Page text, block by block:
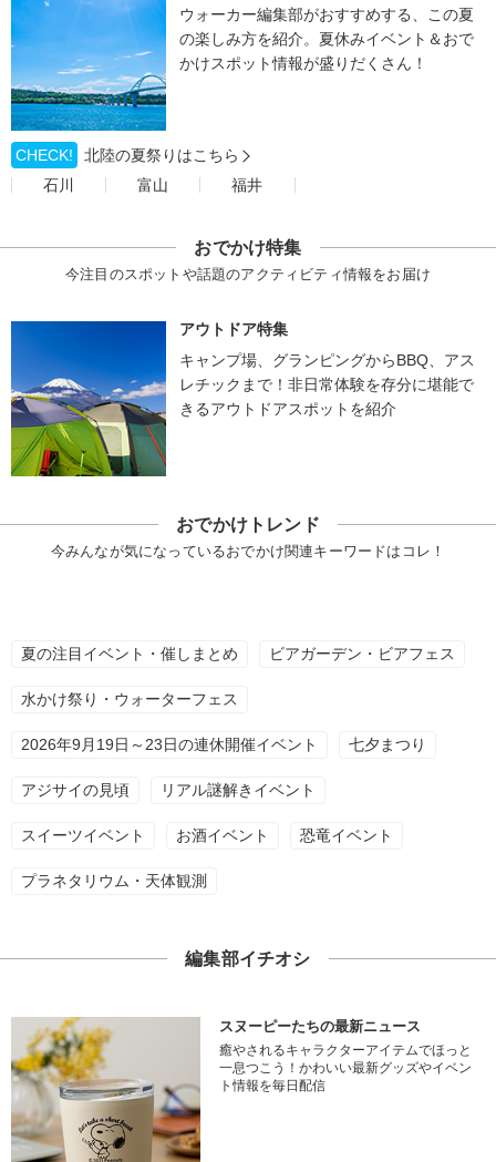
ウォーカー編集部がおすすめする、この夏
の楽しみ方を紹介。夏休みイベント＆おで
かけスポット情報が盛りだくさん！
CHECK!
北陸の夏祭りはこちら
石川
富山 福井
おでかけ特集
今注目のスポットや話題のアクティビティ情報をお届け
アウトドア特集
キャンプ場、グランピングからBBQ、アス
レチックまで！非日常体験を存分に堪能で
きるアウトドアスポットを紹介
おでかけトレンド
今みんなが気になっているおでかけ関連キーワードはコレ！
夏の注目イベント・催しまとめ ビアガーデン・ビアフェス
水かけ祭り・ウォーターフェス
2026年9月19日～23日の連休開催イベント 七夕まつり
アジサイの見頃 リアル謎解きイベント
スイーツイベント お酒イベント 恐竜イベント
プラネタリウム・天体観測
編集部イチオシ
スヌーピーたちの最新ニュース
癒やされるキャラクターアイテムでほっと
一息つこう！かわいい最新グッズやイベン
ト情報を毎日配信